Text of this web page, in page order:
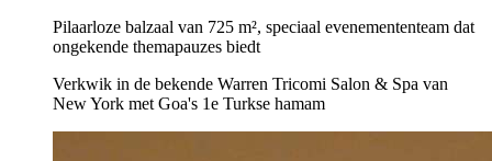
Pilaarloze balzaal van 725 m², speciaal evenemententeam dat
ongekende themapauzes biedt
Verkwik in de bekende Warren Tricomi Salon & Spa van
New York met Goa's 1e Turkse hamam